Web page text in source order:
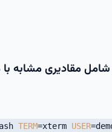
مقادیری مشابه با
TERM=xterm USER